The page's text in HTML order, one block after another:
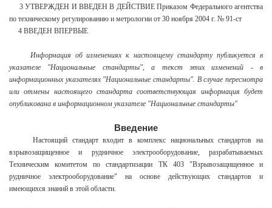
3 УТВЕРЖДЕН И ВВЕДЕН В ДЕЙСТВИЕ Приказом Федерального агентства
по техническому регулированию и метрологии от 30 ноября 2004 г. № 91-ст
4 ВВЕДЕН ВПЕРВЫЕ
Информация об изменениях к настоящему стандарту публикуется в
указателе "Национальные стандарты", а текст этих изменений - в
информационных указателях "Национальные стандарты". В случае пересмотра
или отмены настоящего стандарта соответствующая информация будет
опубликована в информационном указателе "Национальные стандарты"
Введение
Настоящий стандарт входит в комплекс национальных стандартов на
взрывозащищенное и рудничное электрооборудование, разрабатываемых
Техническим комитетом по стандартизации ТК 403 "Взрывозащищенное и
рудничное электрооборудование" на основе действующих стандартов и
имеющихся знаний в этой области.